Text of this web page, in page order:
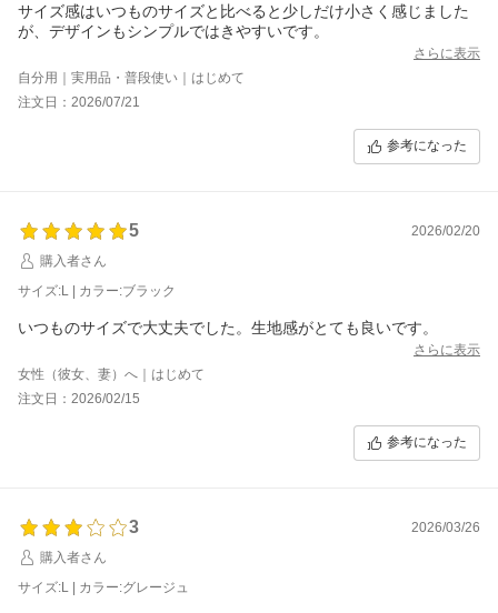
サイズ感はいつものサイズと比べると少しだけ小さく感じました
が、デザインもシンプルではきやすいです。
さらに表示
自分用｜実用品・普段使い｜はじめて
注文日：2026/07/21
参考になった
5
2026/02/20
購入者さん
サイズ:L | カラー:ブラック
いつものサイズで大丈夫でした。生地感がとても良いです。
さらに表示
女性（彼女、妻）へ｜はじめて
注文日：2026/02/15
参考になった
3
2026/03/26
購入者さん
サイズ:L | カラー:グレージュ